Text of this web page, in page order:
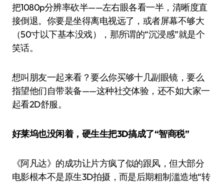
把1080p分辨率砍半——左右眼各看一半，清晰度直
接倒退。你要是坐得离电视远了，或者屏幕不够大
（50寸以下基本没戏），那所谓的“沉浸感”就是个
笑话。
想叫朋友一起来看？要么你买够十几副眼镜，要么
指望他们自带装备——这种社交体验，还不如大家一
起看2D舒服。
好莱坞也没闲着，硬生生把3D搞成了“智商税”
《阿凡达》的成功让片方疯了似的跟风，但大部分
电影根本不是原生3D拍摄，而是后期粗制滥造地“转